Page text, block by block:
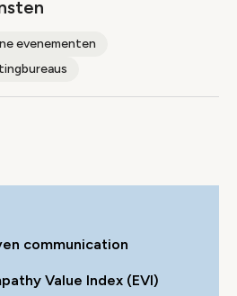
evenementen
communication
Value Index (EVI)